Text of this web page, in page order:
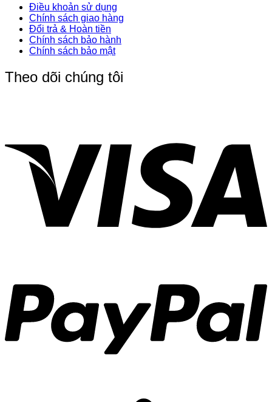
Điều khoản sử dụng
Chính sách giao hàng
Đổi trả & Hoàn tiền
Chính sách bảo hành
Chính sách bảo mật
Theo dõi chúng tôi